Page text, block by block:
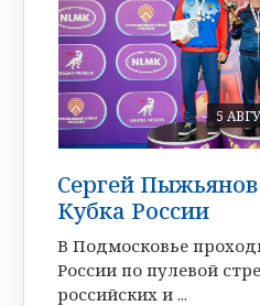
5
Сергей Пыжьянов
Кубка России
В Подмосковье
России по пулевой
российских и ...